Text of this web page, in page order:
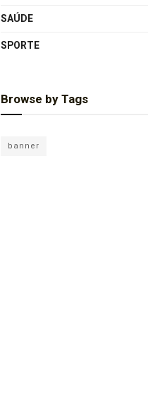
SAÚDE
SPORTE
Browse by Tags
banner